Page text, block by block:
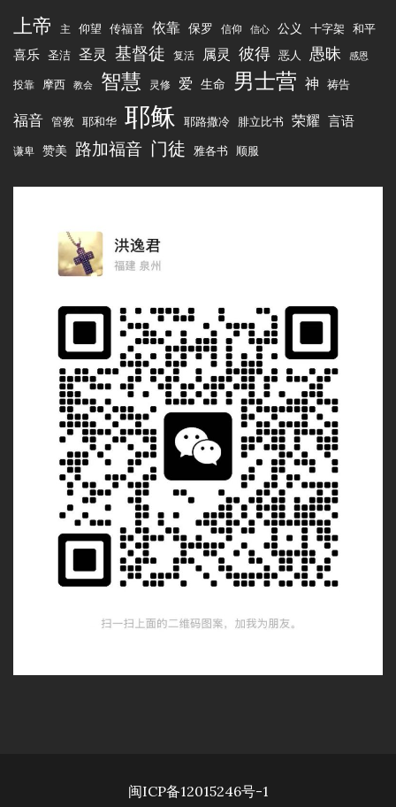
上帝 主 仰望 传福音 依靠 保罗 信仰 信心 公义 十字架 和平
喜乐 圣洁 圣灵 基督徒 复活 属灵 彼得 恶人 愚昧 感恩
投靠 摩西 教会 智慧 灵修 爱 生命 男士营 神 祷告
福音 管教 耶和华 耶稣 耶路撒冷 腓立比书 荣耀 言语
谦卑 赞美 路加福音 门徒 雅各书 顺服
闽ICP备12015246号-1